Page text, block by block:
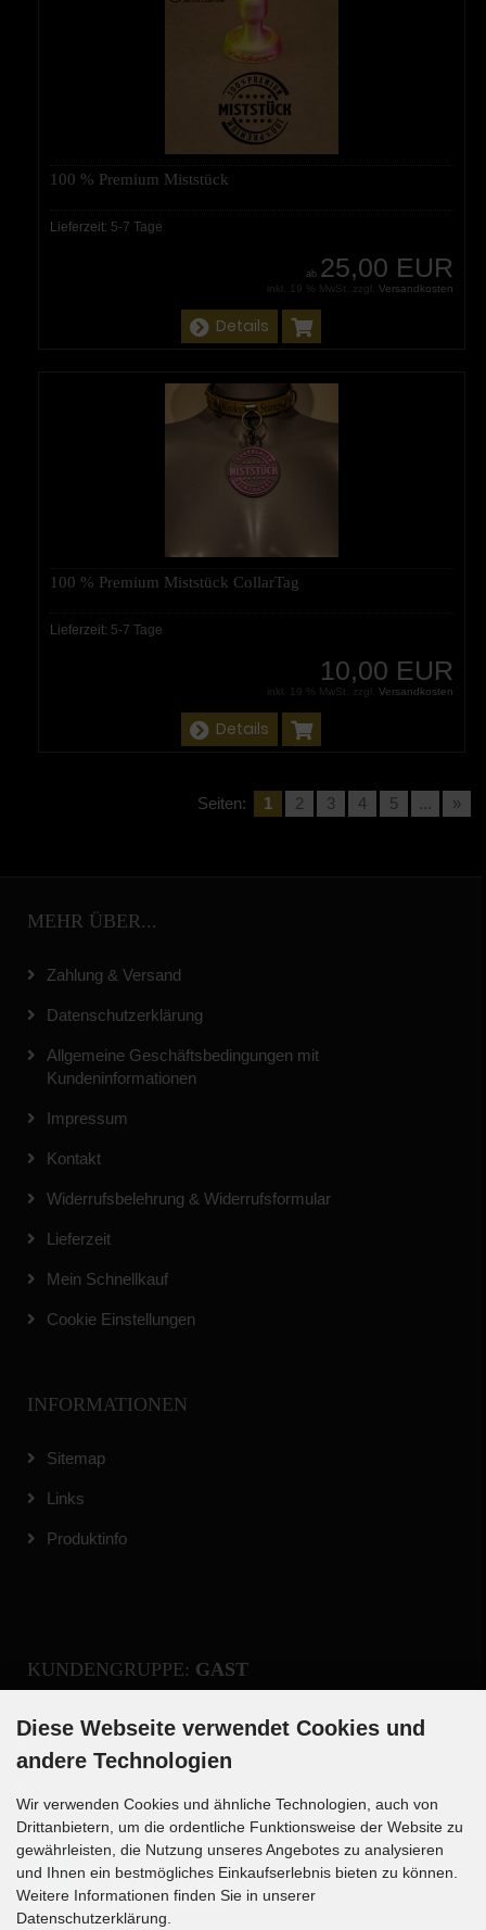
100 % Premium Miststück
Lieferzeit: 5-7 Tage
ab 25,00 EUR
inkl. 19 % MwSt. zzgl. Versandkosten
Details
100 % Premium Miststück CollarTag
Lieferzeit: 5-7 Tage
10,00 EUR
inkl. 19 % MwSt. zzgl. Versandkosten
Details
Seiten: 1 2 3 4 5 ... »
MEHR ÜBER...
Zahlung & Versand
Datenschutzerklärung
Allgemeine Geschäftsbedingungen mit
Kundeninformationen
Impressum
Kontakt
Widerrufsbelehrung & Widerrufsformular
Lieferzeit
Mein Schnellkauf
Cookie Einstellungen
INFORMATIONEN
Sitemap
Links
Produktinfo
KUNDENGRUPPE: GAST
Diese Webseite verwendet Cookies und
andere Technologien
Wir verwenden Cookies und ähnliche Technologien, auch von
Drittanbietern, um die ordentliche Funktionsweise der Website zu
gewährleisten, die Nutzung unseres Angebotes zu analysieren
und Ihnen ein bestmögliches Einkaufserlebnis bieten zu können.
Weitere Informationen finden Sie in unserer
Datenschutzerklärung.